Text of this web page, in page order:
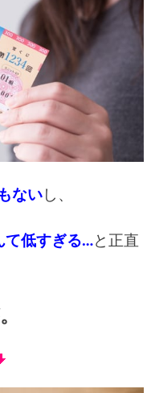
ないし、
て低すぎる…と正直